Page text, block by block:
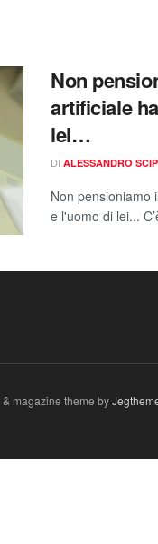
Non
artificiale
lei… ​
DI ALESSANDRO
Non pensioniamo
e l'uomo di lei...
magazine theme by